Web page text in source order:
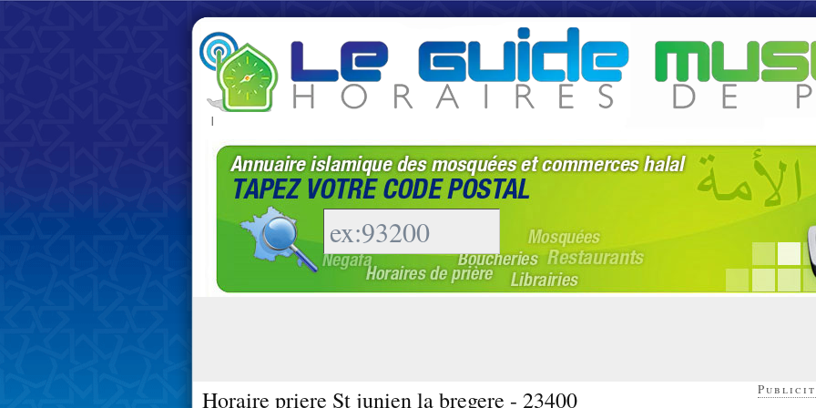
|
Horaire priere St junien la bregere - 23400